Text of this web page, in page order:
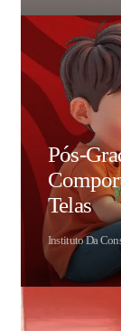
Pós-
Telas
Instituto Da